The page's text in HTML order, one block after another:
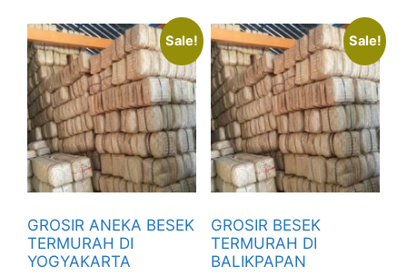
Sale!
GROSIR ANEKA BESEK
TERMURAH DI
YOGYAKARTA
Sale!
GROSIR BESEK
TERMURAH DI
BALIKPAPAN